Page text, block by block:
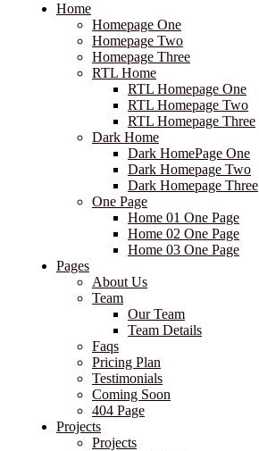
Home
Homepage One
Homepage Two
Homepage Three
RTL Home
RTL Homepage One
RTL Homepage Two
RTL Homepage Three
Dark Home
Dark HomePage One
Dark Homepage Two
Dark Homepage Three
One Page
Home 01 One Page
Home 02 One Page
Home 03 One Page
Pages
About Us
Team
Our Team
Team Details
Faqs
Pricing Plan
Testimonials
Coming Soon
404 Page
Projects
Projects